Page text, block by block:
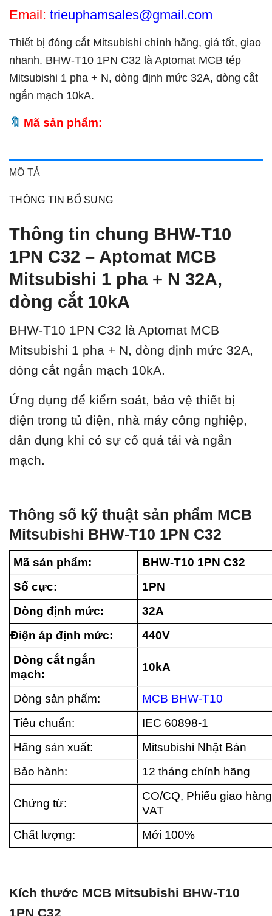
Email: trieuphamsales@gmail.com
Thiết bị đóng cắt Mitsubishi chính hãng, giá tốt, giao
nhanh. BHW-T10 1PN C32 là Aptomat MCB tép
Mitsubishi 1 pha + N, dòng định mức 32A, dòng cắt
ngắn mạch 10kA.
Mã sản phẩm:
MÔ TẢ
THÔNG TIN BỔ SUNG
Thông tin chung BHW-T10
1PN C32 – Aptomat MCB
Mitsubishi 1 pha + N 32A,
dòng cắt 10kA
BHW-T10 1PN C32 là Aptomat MCB
Mitsubishi 1 pha + N, dòng định mức 32A,
dòng cắt ngắn mạch 10kA.
Ứng dụng để kiểm soát, bảo vệ thiết bị
điện trong tủ điện, nhà máy công nghiệp,
dân dụng khi có sự cố quá tải và ngắn
mạch.
Thông số kỹ thuật sản phẩm MCB
Mitsubishi BHW-T10 1PN C32
Mã sản phẩm:
BHW-T10 1PN C32
Số cực:
1PN
Dòng định mức:
32A
Điện áp định mức:
440V
Dòng cắt ngắn
mạch:
10kA
Dòng sản phẩm:
MCB BHW-T10
Tiêu chuẩn:
IEC 60898-1
Hãng sản xuất:
Mitsubishi Nhật Bản
Bảo hành:
12 tháng chính hãng
Chứng từ:
CO/CQ, Phiếu giao
VAT
Chất lượng:
Mới 100%
Kích thước MCB Mitsubishi BHW-T10
1PN C32